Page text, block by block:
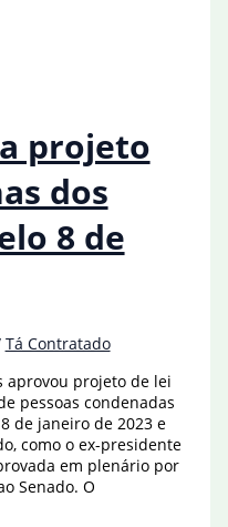
projeto
dos
8 de
Tá Contratado
aprovou projeto de lei
pessoas condenadas
de janeiro de 2023 e
como o ex-presidente
em plenário por
Senado. O